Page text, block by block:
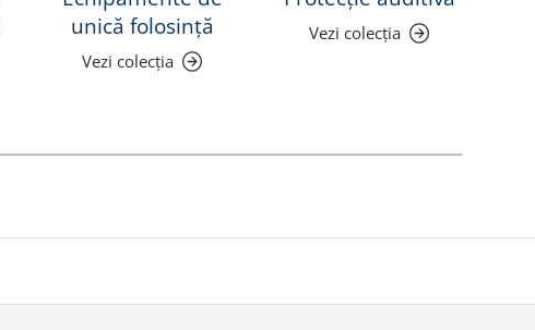
unică folosință
Vezi colecția
Vezi colecția